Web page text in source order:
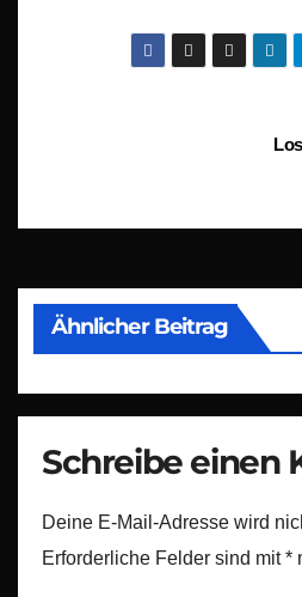
Ähnlicher Beitrag
Schreibe einen
Deine E-Mail-Adresse wird
Erforderliche Felder sind mit*